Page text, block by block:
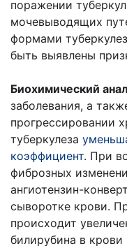
поражении
мочевыводящих
формами
быть выявлены
Биохимический
заболевания, а
прогрессировании
туберкулеза
коэффициент. При
фиброзных
ангиотензин-
сыворотке крови.
происходит
билирубина в